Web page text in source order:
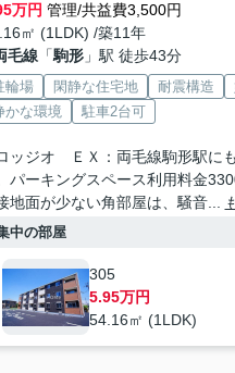
万円 管理/共益費3,500円
㎡ (1LDK) /築11年
毛線「駒形」駅 徒歩43分
輪場 閑静な住宅地 耐震構造
かな環境
駐車2台可
ッジオ ＥＸ：両毛線駒形駅に
パーキングスペース利用料金
地面が少ない角部屋は、騒音...
中の部屋
305
5.95万円
54.16㎡ (1LDK)